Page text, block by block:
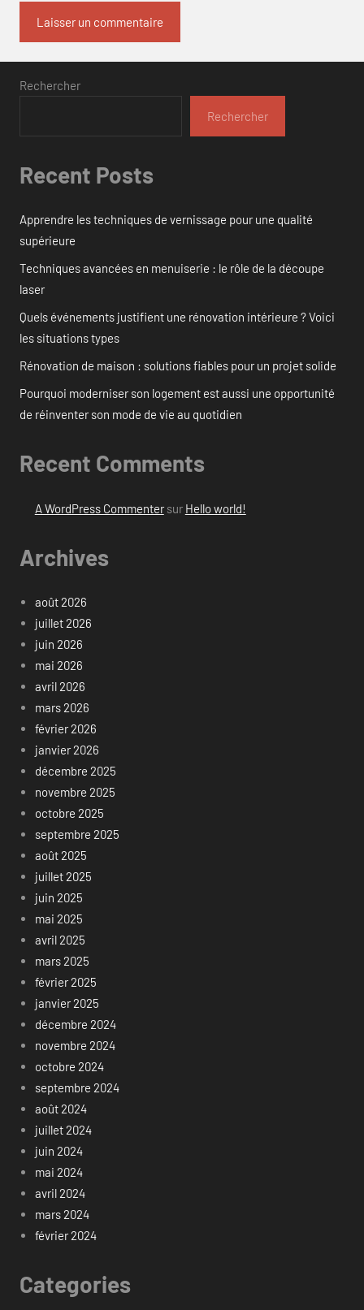
Rechercher
Rechercher
Recent Posts
Apprendre les techniques de vernissage pour une qualité
supérieure
Techniques avancées en menuiserie : le rôle de la découpe
laser
Quels événements justifient une rénovation intérieure ? Voici
les situations types
Rénovation de maison : solutions fiables pour un projet solide
Pourquoi moderniser son logement est aussi une opportunité
de réinventer son mode de vie au quotidien
Recent Comments
A WordPress Commentersur Hello world!
Archives
août 2026
juillet 2026
juin 2026
mai 2026
avril 2026
mars 2026
février 2026
janvier 2026
décembre 2025
novembre 2025
octobre 2025
septembre 2025
août 2025
juillet 2025
juin 2025
mai 2025
avril 2025
mars 2025
février 2025
janvier 2025
décembre 2024
novembre 2024
octobre 2024
septembre 2024
août 2024
juillet 2024
juin 2024
mai 2024
avril 2024
mars 2024
février 2024
Categories